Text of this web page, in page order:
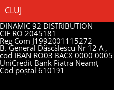
CLUJ
DINAMIC 92 DISTRIBUTION
CIF RO 2045181
Reg Com J1992001115272
B. General Dăscălescu Nr 12 A ,
cod IBAN RO03 BACX 0000
UniCredit Bank Piatra Neamț
Cod poștal 610191